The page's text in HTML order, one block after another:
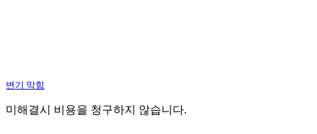
변기 막힘
미해결시 비용을 청구하지 않습니다.